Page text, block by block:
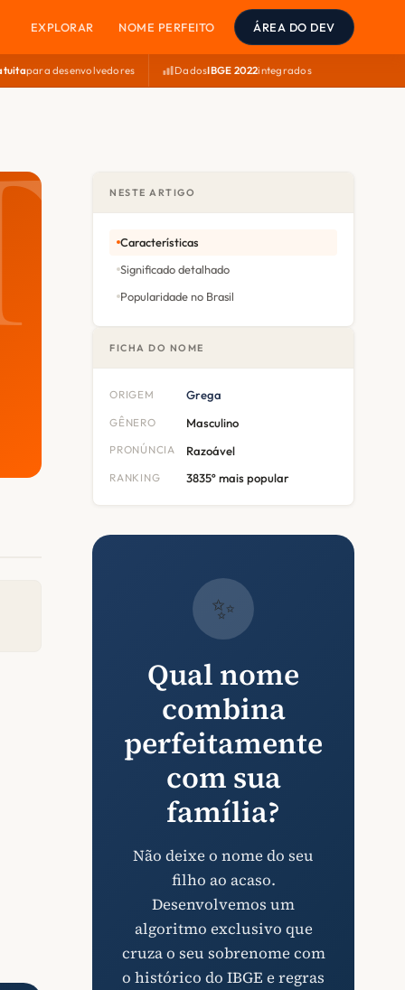
EXPLORAR NOME PERFEITO ÁREA DO DEV
para desenvolvedores DadosIBGE 2022integrados
NESTE ARTIGO
Características
Significado detalhado
Popularidade no Brasil
FICHA DO NOME
ORIGEM Grega
GÊNERO Masculino
PRONÚNCIA Razoável
RANKING 3835º mais popular
✨
Qual nome
combina
perfeitamente
com sua
família?
Não deixe o nome do seu
filho ao acaso.
Desenvolvemos um
algoritmo exclusivo que
cruza o seu sobrenome com
o histórico do IBGE e regras